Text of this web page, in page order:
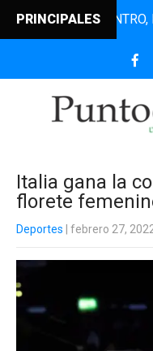
PRINCIPALES EL
Italia gana la
florete
Deportes | febrero 27,